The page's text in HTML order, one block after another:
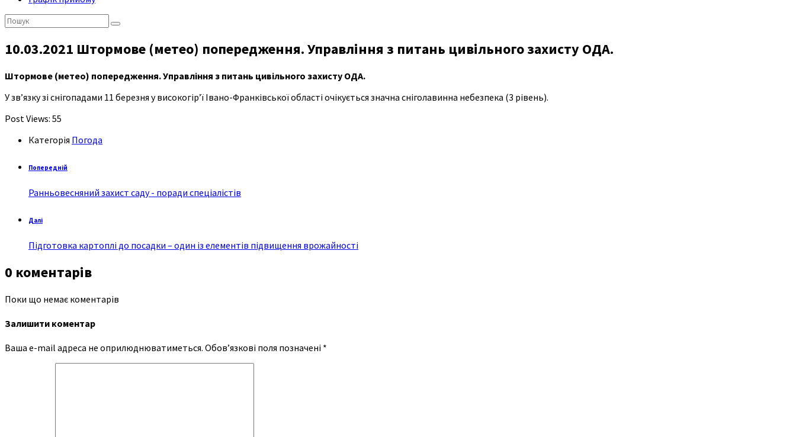
Пошук:
10.03.2021 Штормове (метео) попередження. Управління з питань цивільного захисту ОДА.
Штормове (метео) попередження. Управління з питань цивільного захисту ОДА.
У зв’язку зі снігопадами 11 березня у високогiр’ї Івано-Франківської області очікується значна снiголавинна небезпека (3 рiвень).
Post Views: 55
Категорія Погода
Попередній
Ранньовесняний захист саду - поради спеціалістів
Далі
Підготовка картоплі до посадки – один із елементів підвищення врожайності
0 коментарів
Поки що немає коментарів
Залишити коментар
Ваша e-mail адреса не оприлюднюватиметься. Обов’язкові поля позначені *